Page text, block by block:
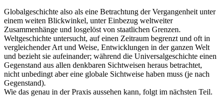
Globalgeschichte also als eine Betrachtung der Vergangenheit unter
einem weiten Blickwinkel, unter Einbezug weltweiter
Zusammenhänge und losgelöst von staatlichen Grenzen.
Weltgeschichte untersucht, auf einen Zeitraum begrenzt und oft in
vergleichender Art und Weise, Entwicklungen in der ganzen Welt
und bezieht sie aufeinander; während die Universalgeschichte einen
Gegenstand aus allen denkbaren Sichtweisen heraus betrachtet,
nicht unbedingt aber eine globale Sichtweise haben muss (je nach
Gegenstand).
Wie das genau in der Praxis aussehen kann, folgt im nächsten Teil.